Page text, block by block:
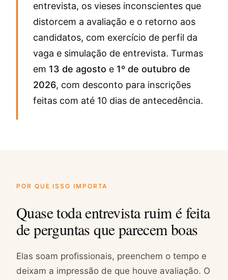
entrevista, os vieses inconscientes que
distorcem a avaliação e o retorno aos
candidatos, com exercício de perfil da
vaga e simulação de entrevista. Turmas
em 13 de agosto e 1º de outubro de
2026, com desconto para inscrições
feitas com até 10 dias de antecedência.
POR QUE ISSO IMPORTA
Quase toda entrevista ruim é feita
de perguntas que parecem boas
Elas soam profissionais, preenchem o tempo e
deixam a impressão de que houve avaliação. O